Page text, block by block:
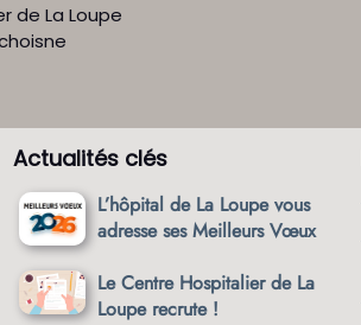
de La Loupe
Actualités clés
L’hôpital de La Loupe vous
adresse ses Meilleurs Vœux
Le Centre Hospitalier de La
Loupe recrute !